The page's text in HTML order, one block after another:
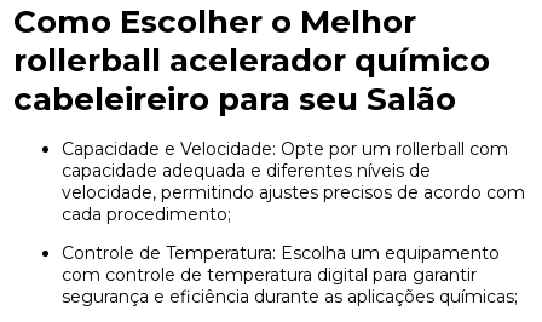
Como Escolher o Melhor
rollerball acelerador químico
cabeleireiro para seu Salão
Capacidade e Velocidade: Opte por um rollerball com
capacidade adequada e diferentes níveis de
velocidade, permitindo ajustes precisos de acordo com
cada procedimento;
Controle de Temperatura: Escolha um equipamento
com controle de temperatura digital para garantir
segurança e eficiência durante as aplicações químicas;